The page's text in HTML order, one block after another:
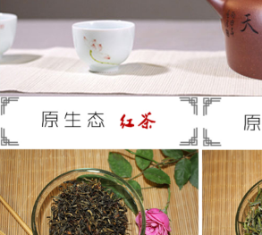
范洪泉
葛岳纯
顾绍培
蒋蓉